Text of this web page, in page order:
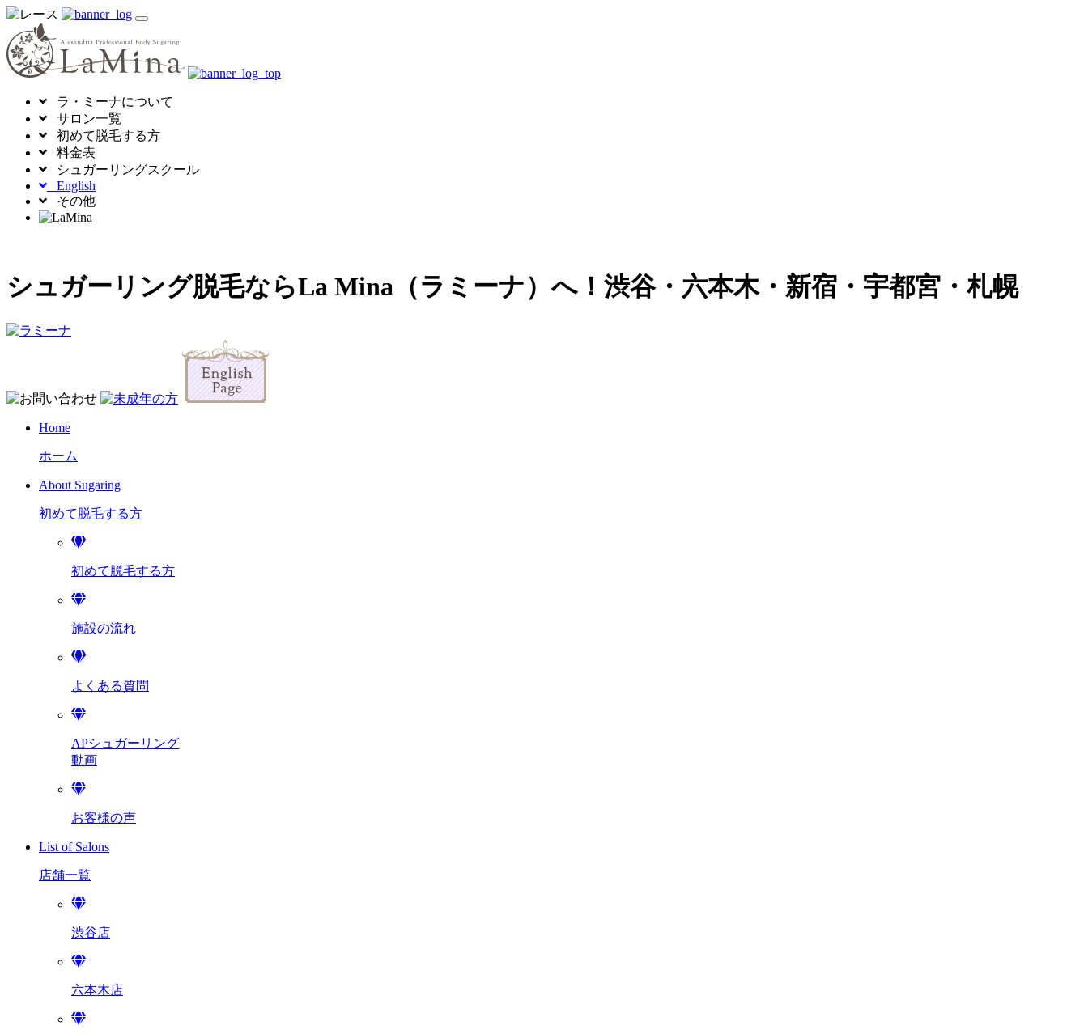
toggle
navigation
ラ・ミーナについて
サロン一覧
初めて脱毛する方
料金表
シュガーリングスクール
English
その他
シュガーリング脱毛ならLa Mina（ラミーナ）へ！渋谷・六本木・新宿・宇都宮・札幌
Home
ホーム
About Sugaring
初めて脱毛する方
初めて脱毛する方
施設の流れ
よくある質問
APシュガーリング
動画
お客様の声
List of Salons
店舗一覧
渋谷店
六本木店